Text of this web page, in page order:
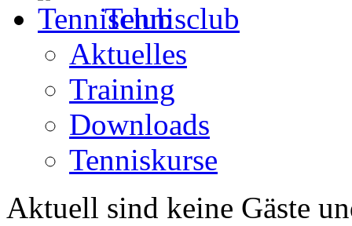
Tennisclub
Aktuelles
Training
Downloads
Tenniskurse
Aktuell sind keine Gäste